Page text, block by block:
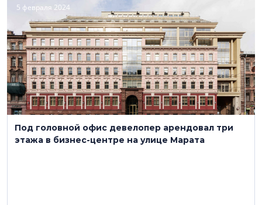
5 февраля 2024
Под головной офис девелопер арендовал три
этажа в бизнес-центре на улице Марата